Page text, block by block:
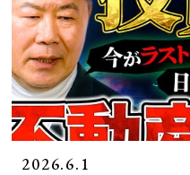
2026.6.1